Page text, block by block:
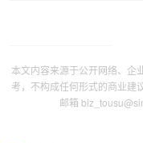
本文内容来源于公开网络、企
考，不构成任何形式的商业建
邮箱